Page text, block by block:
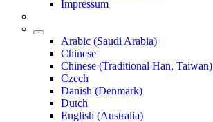
Impressum
Arabic (Saudi Arabia)
Chinese
Chinese (Traditional Han, Taiwan)
Czech
Danish (Denmark)
Dutch
English (Australia)